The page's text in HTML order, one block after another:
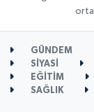
GÜNDEM
SİYASİ
EĞİTİM
SAĞLIK